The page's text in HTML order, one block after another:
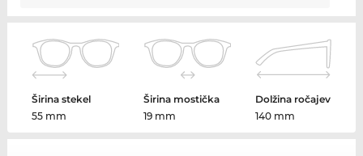
Širina stekel
55 mm
Širina mostička
19 mm
Dolžina ročajev
140 mm